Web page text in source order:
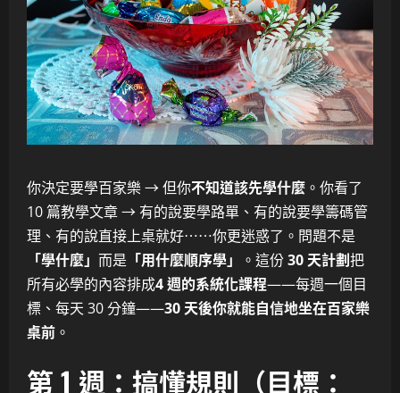
你決定要學百家樂 → 但你不知道該先學什麼 。你看了
10 篇教學文章 → 有的說要學路單、有的說要學籌碼管
理、有的說直接上桌就好⋯⋯你更迷惑了。問題不是
「學什麼」 而是 「用什麼順序學」 。這份30 天計劃把
所有必學的內容排成4 週的系統化課程——每週一個目
標、每天 30 分鐘——30 天後你就能自信地坐在百家樂
桌前 。
第 1 週：搞懂規則（目標：